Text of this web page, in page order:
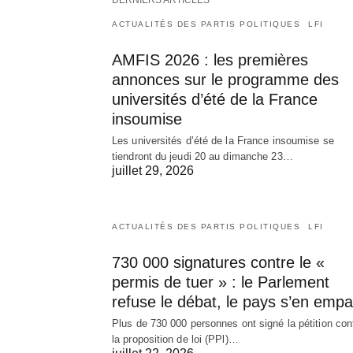
ACTUALITÉS DES PARTIS POLITIQUES LFI
AMFIS 2026 : les premières
annonces sur le programme des
universités d’été de la France
insoumise
Les universités d’été de la France insoumise se
tiendront du jeudi 20 au dimanche 23…
juillet 29, 2026
ACTUALITÉS DES PARTIS POLITIQUES LFI
730 000 signatures contre le «
permis de tuer » : le Parlement
refuse le débat, le pays s’en
Plus de 730 000 personnes ont signé la pétition
la proposition de loi (PPl)…